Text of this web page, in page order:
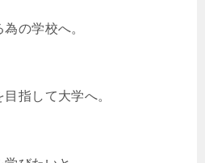
の学校へ。
指して大学へ。